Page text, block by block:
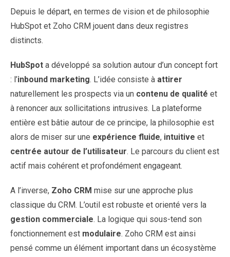
Depuis le départ, en termes de vision et de philosophie
HubSpot et Zoho CRM jouent dans deux registres
distincts.
HubSpot a développé sa solution autour d’un concept fort
: l’inbound marketing. L’idée consiste à attirer
naturellement les prospects via un contenu de qualité et
à renoncer aux sollicitations intrusives. La plateforme
entière est bâtie autour de ce principe, la philosophie est
alors de miser sur une expérience fluide, intuitive et
centrée autour de l’utilisateur. Le parcours du client est
actif mais cohérent et profondément engageant.
A l’inverse, Zoho CRM mise sur une approche plus
classique du CRM. L’outil est robuste et orienté vers la
gestion commerciale. La logique qui sous-tend son
fonctionnement est modulaire. Zoho CRM est ainsi
pensé comme un élément important dans un écosystème